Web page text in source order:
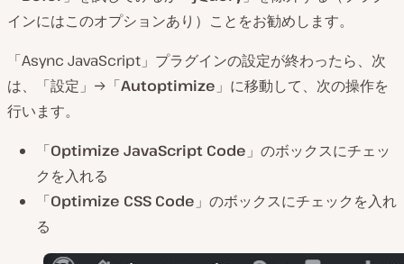
インにはこのオプションあり）ことをお勧めします。
「Async JavaScript」プラグインの設定が終わったら、次
は、「設定」→「Autoptimize 」に移動して、次の操作を
行います。
「Optimize JavaScript Code 」のボックスにチェッ
クを入れる
「Optimize CSS Code 」のボックスにチェックを入れ
る